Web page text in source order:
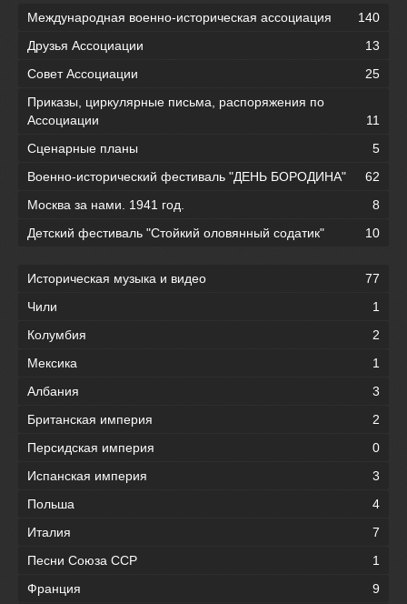
Международная военно-историческая ассоциация
140
Друзья Ассоциации
13
Совет Ассоциации
25
Приказы, циркулярные письма, распоряжения по
Ассоциации
11
Сценарные планы
5
Военно-исторический фестиваль "ДЕНЬ БОРОДИНА"
62
Москва за нами. 1941 год.
8
Детский фестиваль "Стойкий оловянный содатик"
10
Историческая музыка и видео
77
Чили
1
Колумбия
2
Мексика
1
Албания
3
Британская империя
2
Персидская империя
0
Испанская империя
3
Польша
4
Италия
7
Песни Союза ССР
1
Франция
9